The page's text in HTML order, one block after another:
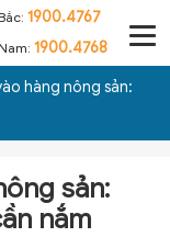
1900.4767
1900.4768
hàng nông sản:
sản:
nắm